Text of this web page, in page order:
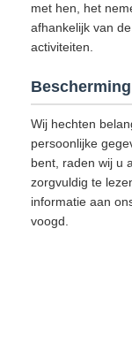
met hen, het
afhankelijk van
activiteiten.
Wij hechten
persoonlijke
bent, raden wij u
zorgvuldig te
informatie aan
voogd.